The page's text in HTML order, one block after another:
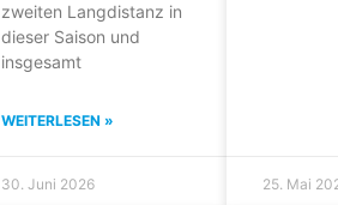
zweiten Langdistanz in
dieser Saison und
insgesamt
WEITERLESEN »
30. Juni 2026 25. Mai